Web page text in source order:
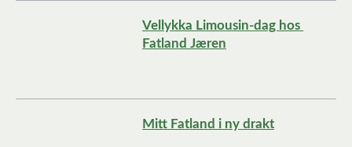
Vellykka Limousin-dag hos
Fatland Jæren
Mitt Fatland i ny drakt